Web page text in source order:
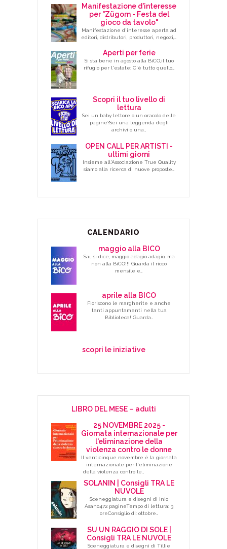
Manifestazione d'interesse
per "Zügom - Festa del
gioco da tavolo"
Manifestazione d'interesse aperta ad
editori, distributori, produttori, negozi,…
Aperti per ferie
Si sta bene in agosto alla BiCO,il tuo
rifugio per l'estate: C'è tutto quello…
Scopri il tuo livello di
lettura
Sei un baby lettore o un oracolo delle
pagine?Sei una leggenda degli
archivi o una…
OPEN CALL PER ARTISTI -
ultimi giorni
Insieme all'Associazione True Quality
siamo alla ricerca di nuove proposte…
CALENDARIO
maggio alla BICO
Sai, si dice, maggio adagio adagio, ma
non alla BiCO!!! Guarda il ricco
mensile e…
aprile alla BICO
Fioriscono le margherite e anche
tanti appuntamenti nella tua
Biblioteca! Guarda…
scopri le iniziative
LIBRO DEL MESE – adulti
25 NOVEMBRE 2025 -
Giornata internazionale per
l'eliminazione della
violenza contro le donne
Il venticinque novembre è la giornata
internazionale per l'eliminazione
della violenza contro le…
SOLANIN | Consigli TRA LE
NUVOLE
Sceneggiatura e disegni di Inio
Asano472 pagineTempo di lettura: 3
oreConsiglio di: ottobre…
SU UN RAGGIO DI SOLE |
Consigli TRA LE NUVOLE
Sceneggiatura e disegni di Tillie